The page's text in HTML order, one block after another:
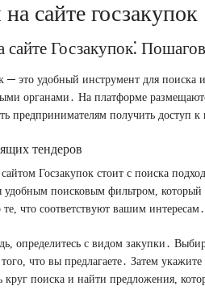
сайте госзакупок
сайте Госзакупок⁚
─ это удобный инструмент для поиска
органами․ На платформе
предпринимателям получить доступ к
тендеров
Госзакупок стоит с поиска
удобным поисковым фильтром,
те, что соответствуют вашим интересам․
определитесь с видом закупки․
что вы предлагаете․ Затем
круг поиска и найти предложения,